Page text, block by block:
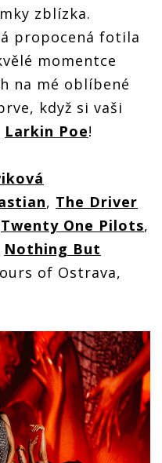
zblízka.
propocená fotila
momentce
na mé oblíbené
když si vaši
Larkin Poe!
, The Driver
Twenty One Pilots,
Nothing But
of Ostrava,